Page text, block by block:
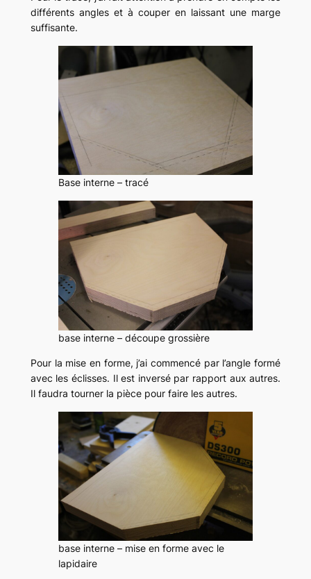
différents angles et à couper en laissant une marge
suffisante.
Base interne – tracé
base interne – découpe grossière
Pour la mise en forme, j’ai commencé par l’angle formé
avec les éclisses. Il est inversé par rapport aux autres.
Il faudra tourner la pièce pour faire les autres.
base interne – mise en forme avec le
lapidaire